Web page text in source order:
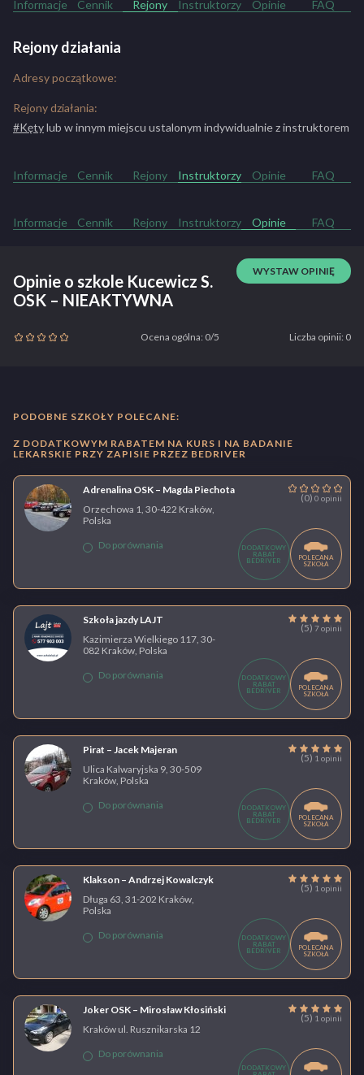
Informacje Cennik Rejony Instruktorzy Opinie FAQ
Rejony działania
Adresy początkowe:
Rejony działania:
#Kętylub w innym miejscu ustalonym indywidualnie z instruktorem
Informacje Cennik Rejony Instruktorzy Opinie FAQ
Informacje Cennik Rejony Instruktorzy Opinie FAQ
Opinie o szkole Kucewicz S.
OSK – NIEAKTYWNA
WYSTAW OPINIĘ
Ocena ogólna: 0/5 Liczba opinii: 0
PODOBNE SZKOŁY POLECANE:
Z DODATKOWYM RABATEM NA KURS I NA BADANIE
LEKARSKIE PRZY ZAPISIE PRZEZ BEDRIVER
Adrenalina OSK – Magda Piechota
(0) 0 opinii
Orzechowa 1, 30-422 Kraków,
Polska
Do porównania
DODATKOWY
RABAT
BEDRIVER
POLECANA
SZKOŁA
Szkoła jazdy LAJT
(5) 7 opinii
Kazimierza Wielkiego 117, 30-
082 Kraków, Polska
Do porównania
DODATKOWY
RABAT
BEDRIVER
POLECANA
SZKOŁA
Pirat – Jacek Majeran
(5) 1 opinii
Ulica Kalwaryjska 9, 30-509
Kraków, Polska
Do porównania
DODATKOWY
RABAT
BEDRIVER
POLECANA
SZKOŁA
Klakson – Andrzej Kowalczyk
(5) 1 opinii
Długa 63, 31-202 Kraków,
Polska
Do porównania
DODATKOWY
RABAT
BEDRIVER
POLECANA
SZKOŁA
Joker OSK – Mirosław Kłosiński
(5) 1 opinii
Kraków ul. Rusznikarska 12
Do porównania
DODATKOWY